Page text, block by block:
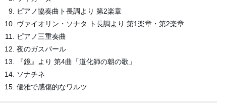
ピアノ協奏曲ト長調より 第2楽章
ヴァイオリン・ソナタ ト長調より 第1楽章・第2楽章
ピアノ三重奏曲
夜のガスパール
『鏡』より 第4曲「道化師の朝の歌」
ソナチネ
優雅で感傷的なワルツ